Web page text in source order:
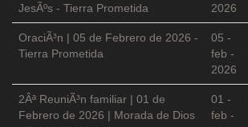
JesÃºs - Tierra Prometida
2026
OraciÃ³n | 05 de Febrero de 2026 -
Tierra Prometida
05 -
feb -
2026
2Âª ReuniÃ³n familiar | 01 de
Febrero de 2026 | Morada de Dios
01 -
feb -